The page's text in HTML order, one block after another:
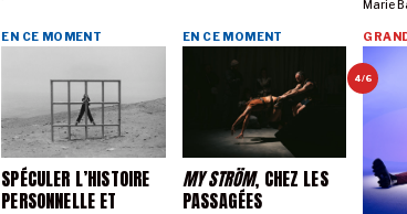
Marie
SPÉCULER L’HISTOIRE
PERSONNELLE ET
EN CE MOMENT
MY STRÖM, CHEZ LES
PASSAGÉES
EN CE MOMENT
4/6